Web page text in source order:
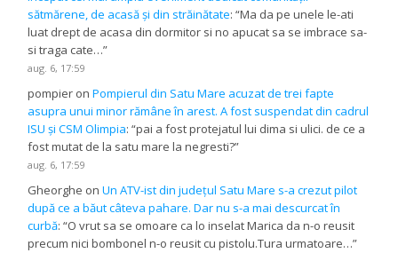
sătmărene, de acasă și din străinătate: “Ma da pe unele le-ati
luat drept de acasa din dormitor si no apucat sa se imbrace sa-
si traga cate…”
aug. 6, 17:59
pompier onPompierul din Satu Mare acuzat de trei fapte
asupra unui minor rămâne în arest. A fost suspendat din cadrul
ISU și CSM Olimpia: “pai a fost protejatul lui dima si ulici. de ce a
fost mutat de la satu mare la negresti?”
aug. 6, 17:59
Gheorghe onUn ATV-ist din județul Satu Mare s-a crezut pilot
după ce a băut câteva pahare. Dar nu s-a mai descurcat în
curbă: “O vrut sa se omoare ca lo inselat Marica da n-o reusit
precum nici bombonel n-o reusit cu pistolu.Tura urmatoare…”